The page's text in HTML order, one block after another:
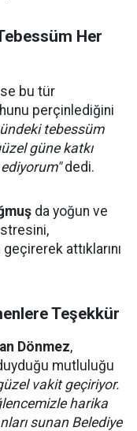
Her
bu tür
perçinlediğini
tebessüm
güne katkı
dedi.
da yoğun ve
attıklarını
Teşekkür
Dönmez,
mutluluğu
vakit geçiriyor.
harika
sunan Belediye